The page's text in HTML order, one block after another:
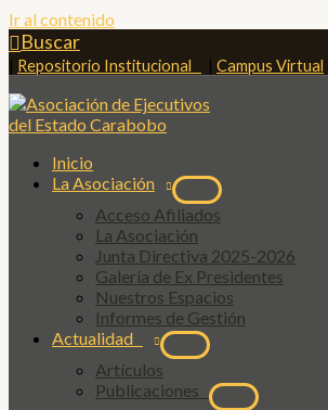
Ir al contenido
Buscar
Repositorio Institucional Campus Virtual
Inicio
La Asociación
Acceso Afiliados
La Asociación
Junta Directiva 2025-2026
Galería de Ex Presidentes
Nuestros Espacios
Informes de Gestión
Actualidad
Artículos
Publicaciones